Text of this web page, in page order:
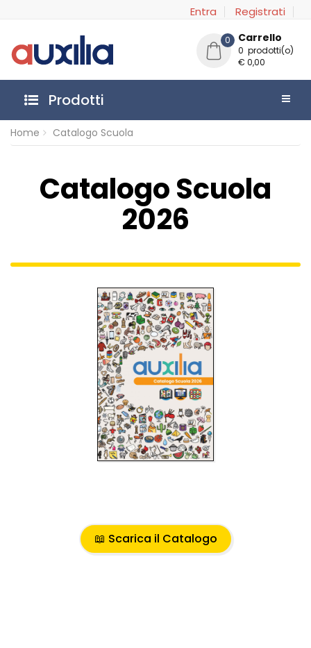
Entra Registrati
0 Carrello
0 prodotti(o)
€ 0,00
Prodotti
Home Catalogo Scuola
Catalogo Scuola
2026
📖 Scarica il Catalogo